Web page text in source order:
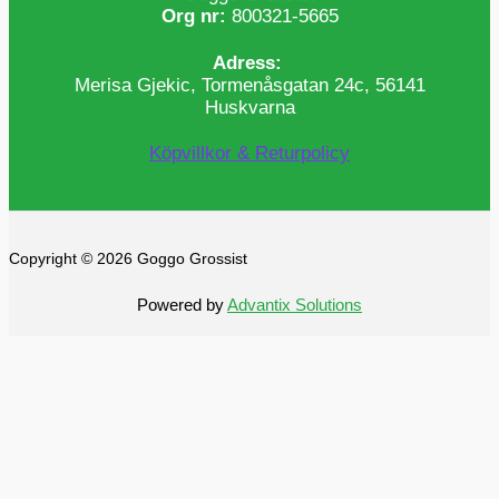
Org nr: 800321-5665
Adress:
Merisa Gjekic, Tormenåsgatan 24c, 56141
Huskvarna
Köpvillkor & Returpolicy
Copyright © 2026 Goggo Grossist
Powered byAdvantix Solutions